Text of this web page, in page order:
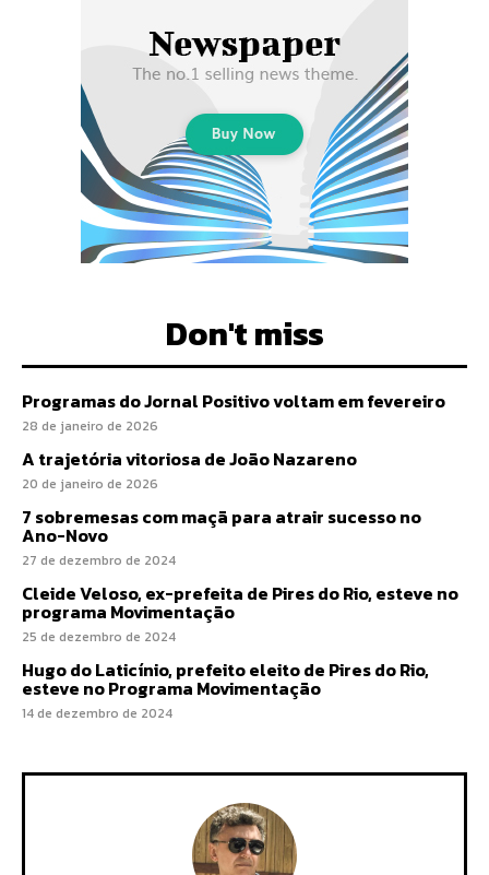
Don't miss
Programas do Jornal Positivo voltam em fevereiro
28 de janeiro de 2026
A trajetória vitoriosa de João Nazareno
20 de janeiro de 2026
7 sobremesas com maçã para atrair sucesso no
Ano-Novo
27 de dezembro de 2024
Cleide Veloso, ex-prefeita de Pires do Rio, esteve no
programa Movimentação
25 de dezembro de 2024
Hugo do Laticínio, prefeito eleito de Pires do Rio,
esteve no Programa Movimentação
14 de dezembro de 2024